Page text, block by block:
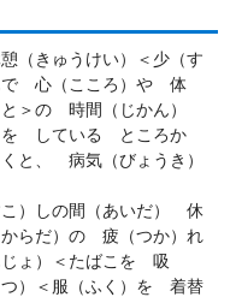
（きゅうけい）＜少（す
で 心（こころ）や 体
＞の 時間（じかん）
を している ところか
と、 病気（びょうき）
）しの間（あいだ） 休
らだ）の 疲（つか）れ
ょ）＜たばこを 吸
つ）＜服（ふく）を 着替